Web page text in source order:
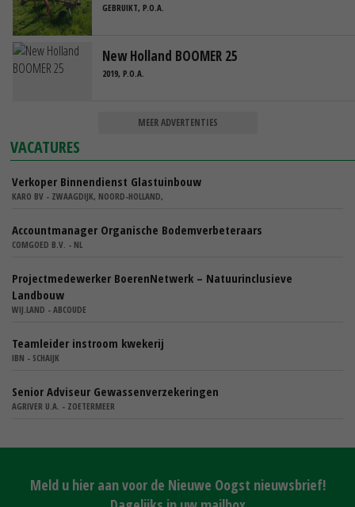
GEBRUIKT, P.O.A.
New Holland BOOMER 25
2019, P.O.A.
MEER ADVERTENTIES
VACATURES
Verkoper Binnendienst Glastuinbouw
KARO BV - ZWAAGDIJK, NOORD-HOLLAND,
Accountmanager Organische Bodemverbeteraars
COMGOED B.V. - NL
Projectmedewerker BoerenNetwerk – Natuurinclusieve
Landbouw
WIJ.LAND - ABCOUDE
Teamleider instroom kwekerij
IBN - SCHAIJK
Senior Adviseur Gewassenverzekeringen
AGRIVER U.A. - ZOETERMEER
Meld u hier aan voor de Nieuwe Oogst nieuwsbrief!